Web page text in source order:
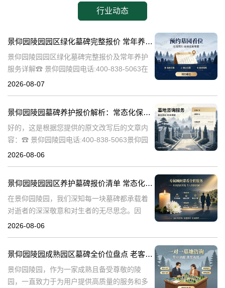
行业动态
景仰园陵园园区绿化墓碑完整报价 常年养护不收取额外费用详解
景仰园陵园园区绿化墓碑完整报价及常年养护
服务详解☎ 景仰园陵园电话:400-838-5063在
现代社会，人们对逝者的纪念方式越来越注重
2026-08-07
景仰园陵园墓碑养护报价解析：常态化保洁服务免费说明
好的，这是根据您提供的原文改写后的文章内
容：☎ 景仰园陵园电话:400-838-5063景仰园
陵园园区墓碑养护服务详情：常态化保洁费用
2026-08-06
景仰园陵园园区养护墓碑报价清单 常态化保洁无需额外付费详解
在景仰园陵园，我们深知每一块墓碑都承载着
对逝者的深深敬意和对生者的无尽思念。因
此，我们致力于提供最优质的园区养护服务，
单
2026-08-06
景仰园陵园成熟园区墓碑全价位盘点 老客户续费叠加福利详解
景仰园陵园，作为一家成熟且备受尊敬的陵
园，一直致力于为用户提供高质量的服务和多